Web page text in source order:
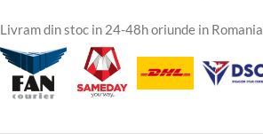
Livram din stoc in 24-48h oriunde in Romania